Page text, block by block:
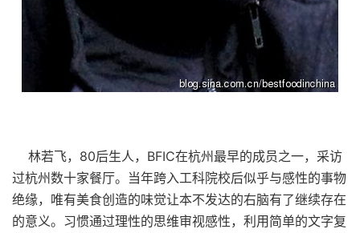
林若飞，80后生人，BFIC在杭州最早的成员之一，采访
过杭州数十家餐厅。当年跨入工科院校后似乎与感性的事物
绝缘，唯有美食创造的味觉让本不发达的右脑有了继续存在
的意义。习惯通过理性的思维审视感性，利用简单的文字复